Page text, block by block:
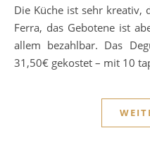
Die Küche ist sehr kreativ,
Ferra, das Gebotene ist
allem bezahlbar. Das
31,50€ gekostet – mit 10